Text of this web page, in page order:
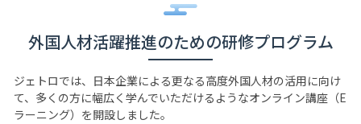
外国人材活躍推進のための研修プログラム
ジェトロでは、日本企業による更なる高度外国人材の活用に向け
て、多くの方に幅広く学んでいただけるようなオンライン講座（E
ラーニング）を開設しました。